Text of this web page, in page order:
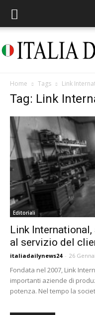
Home Tags Link
Tag: Link
Editoriali
Link
al servizio del
italiadailynews24 - 26
Fondata nel 2007, Link
importanti aziende di
potenza. Nel tempo la